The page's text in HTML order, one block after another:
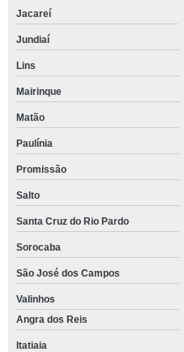
Jacareí
Jundiaí
Lins
Mairinque
Matão
Paulínia
Promissão
Salto
Santa Cruz do Rio Pardo
Sorocaba
São José dos Campos
Valinhos
Angra dos Reis
Itatiaia